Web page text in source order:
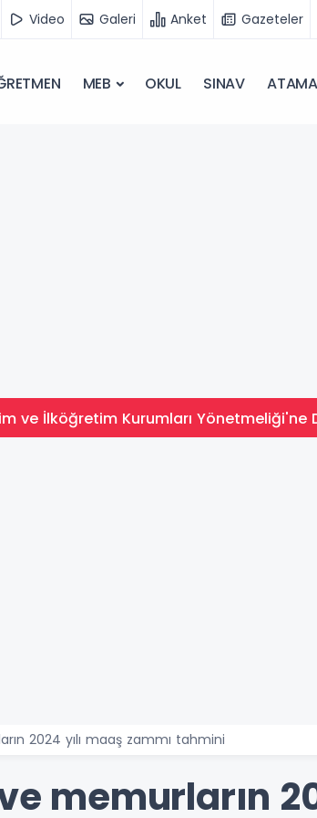
Video Galeri Anket Gazeteler
MEB OKUL SINAV ATAMA
ve İlköğretim Kurumları Yönetmeliği'ne
2024 yılı maaş zammı tahmini
memurların